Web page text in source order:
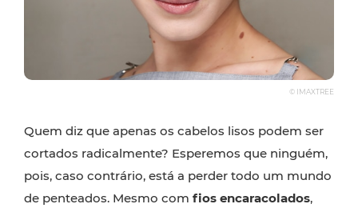
© IMAXTREE
Quem diz que apenas os cabelos lisos podem ser
cortados radicalmente? Esperemos que ninguém,
pois, caso contrário, está a perder todo um mundo
de penteados. Mesmo com fios encaracolados,